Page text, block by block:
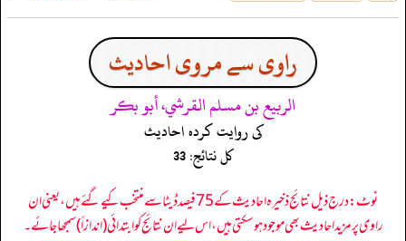
راوی سے مروی احادیث
الربيع بن مسلم القرشي، أبو بكر
کی روایت کردہ احادیث
کل نتائج: 33
نوٹ: درج ذیل نتائج ذخیرہ احادیث کے 75 فیصد ڈیٹا سے منتخب کیے گئے ہیں، یعنی ان
راوی پر مزید احادیث بھی موجود ہو سکتی ہیں، اس لیے ان نتائج کو ابتدائی (اندازاً) سمجھا جائے۔